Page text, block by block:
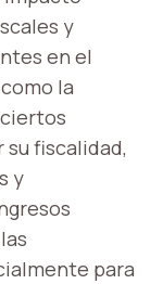
y
en el
la
fiscalidad,
y
para